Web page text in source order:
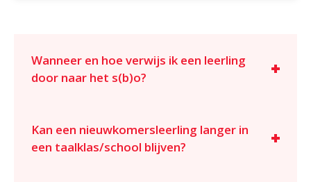
Wanneer en hoe verwijs ik een leerling
door naar het s(b)o?
Kan een nieuwkomersleerling langer in
een taalklas/school blijven?